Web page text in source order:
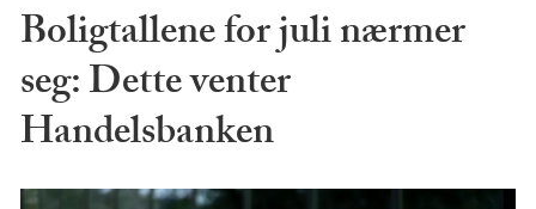
Boligtallene for juli nærmer
seg: Dette venter
Handelsbanken